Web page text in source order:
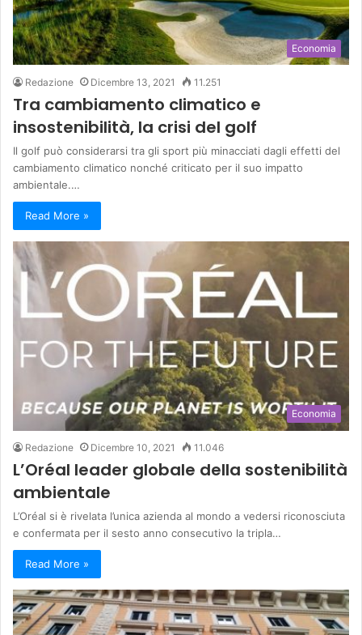
Economia
Redazione Dicembre 13, 2021 11.251
Tra cambiamento climatico e
insostenibilità, la crisi del golf
Il golf può considerarsi tra gli sport più minacciati dagli effetti del
cambiamento climatico nonché criticato per il suo impatto
ambientale.…
Read More »
Economia
Redazione Dicembre 10, 2021 11.046
L’Oréal leader globale della sostenibilità
ambientale
L’Oréal si è rivelata l’unica azienda al mondo a vedersi riconosciuta
e confermata per il sesto anno consecutivo la tripla…
Read More »